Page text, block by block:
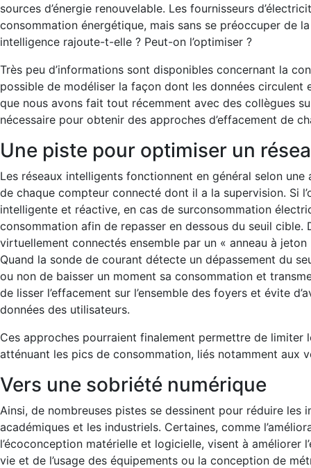
sources d’énergie renouvelable. Les fournisseurs
consommation énergétique, mais sans se préoccuper de
intelligence rajoute-t-elle ? Peut-on l’optimiser ?
Très peu d’informations sont disponibles concernant la
possible de modéliser la façon dont les données circulent
que nous avons fait tout récemment avec des collègues
nécessaire pour obtenir des approches d’effacement de
Une piste pour optimiser un
Les réseaux intelligents fonctionnent en général selon
de chaque compteur connecté dont il a la supervision. Si
intelligente et réactive, en cas de surconsommation
consommation afin de repasser en dessous du seuil
virtuellement connectés ensemble par un « anneau à
Quand la sonde de courant détecte un dépassement du
ou non de baisser un moment sa consommation et
de lisser l’effacement sur l’ensemble des foyers et évite
données des utilisateurs.
Ces approches pourraient finalement permettre de limiter
atténuant les pics de consommation, liés notamment aux
Vers une sobriété numérique
Ainsi, de nombreuses pistes se dessinent pour réduire
académiques et les industriels. Certaines, comme
l’écoconception matérielle et logicielle, visent à améliorer
vie et de l’usage des équipements ou la conception de